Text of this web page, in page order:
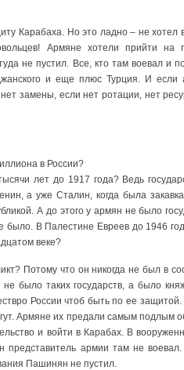
Карабаха. Но это ладно – не хотел
Армяне хотели прийти
не пустил. Все, кто там воевал и
и еще плюс Турция. И если
замены, если нет ротации, нет
в России?
лет до 1917 года? Ведь
а уже Сталин, когда была
А до этого у армян не было
В Палестине Евреев до 1946
веке?
Потому что он никогда не был в
было таких государств, а было
России чтоб быть по ее
Армяне их предали самым подлым
и войти в Карабах. В
армии там не воевал.
Пашинян не пустил.